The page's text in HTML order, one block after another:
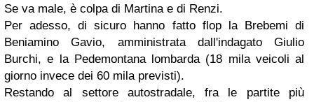
Se va male, è colpa di Martina e di Renzi.
Per adesso, di sicuro hanno fatto flop la Brebemi di
Beniamino Gavio, amministrata dall'indagato Giulio
Burchi, e la Pedemontana lombarda (18 mila veicoli al
giorno invece dei 60 mila previsti).
Restando al settore autostradale, fra le partite più